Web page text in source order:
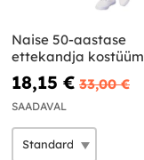
Naise 50-aastase
ettekandja kostüüm
18,15 € 33,00 €
SAADAVAL